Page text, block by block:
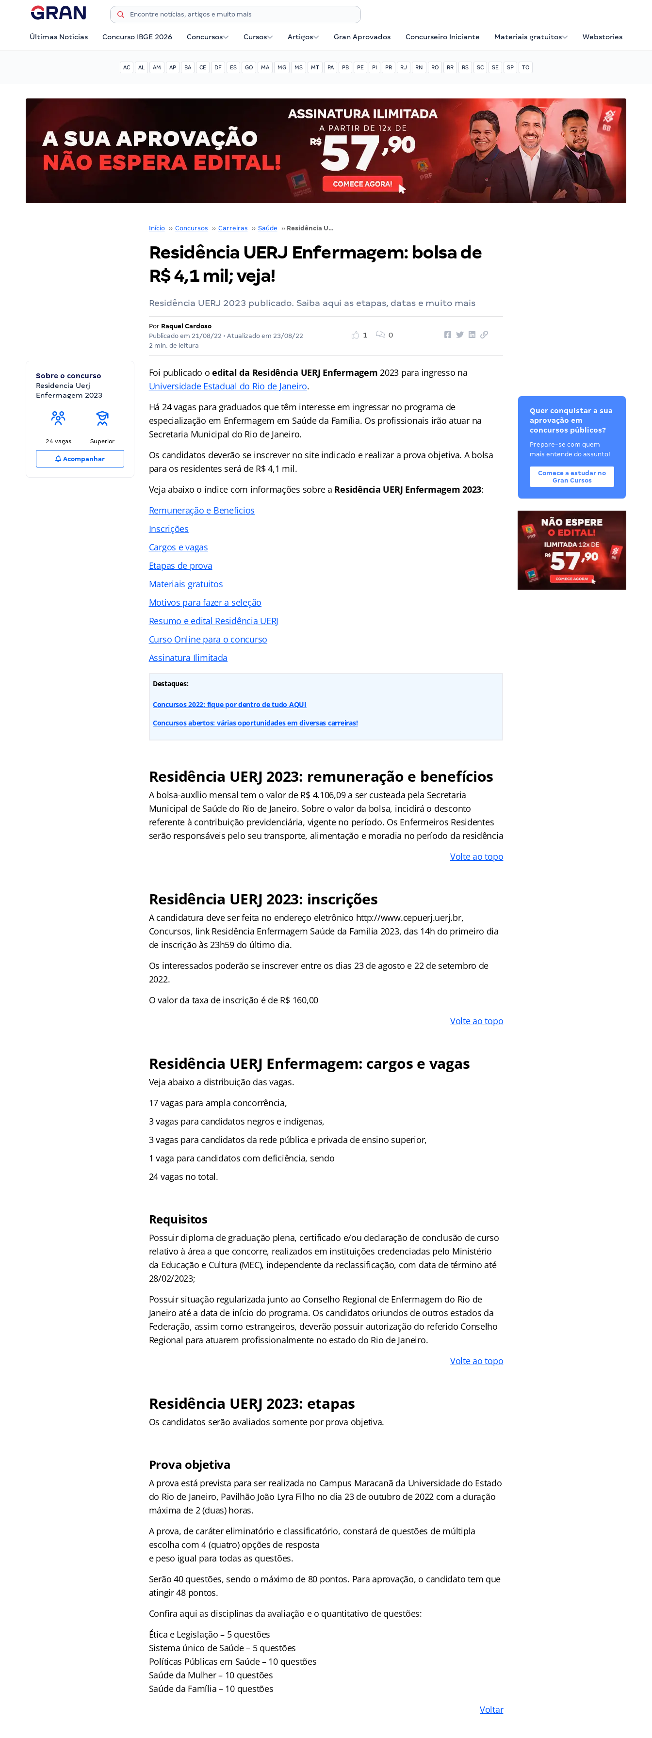
Últimas Notícias Concurso IBGE 2026 Concursos Cursos Artigos Gran Aprovados Concurseiro Iniciante Materiais gratuitos Webstories
AC AL AM AP BA CE DF ES GO MA MG MS MT PA PB PE PI PR RJ RN RO RR RS SC SE SP TO
Início ›› Concursos ›› Carreiras ›› Saúde ›› Residência UERJ Enfermagem: bolsa de R$ 4,1 mil; veja!
Residência UERJ Enfermagem: bolsa de
R$ 4,1 mil; veja!
Residência UERJ 2023 publicado. Saiba aqui as etapas, datas e muito mais
Por Raquel Cardoso
Publicado em 21/08/22 • Atualizado em 23/08/22
2 min. de leitura
1 0
Sobre o concurso
Residencia Uerj
Enfermagem 2023
24 vagas Superior
Acompanhar
Foi publicado oedital da Residência UERJ Enfermagem 2023 para ingresso na
Universidade Estadual do Rio de Janeiro.
Há 24 vagas para graduados que têm interesse em ingressar no programa de
especialização em Enfermagem em Saúde da Família. Os profissionais irão atuar na
Secretaria Municipal do Rio de Janeiro.
Os candidatos deverão se inscrever no site indicado e realizar a prova objetiva. A bolsa
para os residentes será de R$ 4,1 mil.
Veja abaixo o índice com informações sobre a Residência UERJ Enfermagem 2023:
Remuneração e Benefícios
Inscrições
Cargos e vagas
Etapas de prova
Materiais gratuitos
Motivos para fazer a seleção
Resumo e edital Residência UERJ
Curso Online para o concurso
Assinatura Ilimitada
Destaques:
Concursos 2022: fique por dentro de tudo AQUI
Concursos abertos: várias oportunidades em diversas carreiras!
Residência UERJ 2023: remuneração e benefícios
A bolsa-auxílio mensal tem o valor de R$ 4.106,09 a ser custeada pela Secretaria
Municipal de Saúde do Rio de Janeiro. Sobre o valor da bolsa, incidirá o desconto
referente à contribuição previdenciária, vigente no período. Os Enfermeiros Residentes
serão responsáveis pelo seu transporte, alimentação e moradia no período da residência
Volte ao topo
Residência UERJ 2023: inscrições
A candidatura deve ser feita no endereço eletrônico http://www.cepuerj.uerj.br,
Concursos, link Residência Enfermagem Saúde da Família 2023, das 14h do primeiro dia
de inscrição às 23h59 do último dia.
Os interessados poderão se inscrever entre os dias 23 de agosto e 22 de setembro de
2022.
O valor da taxa de inscrição é de R$ 160,00
Volte ao topo
Residência UERJ Enfermagem: cargos e vagas
Veja abaixo a distribuição das vagas.
17 vagas para ampla concorrência,
3 vagas para candidatos negros e indígenas,
3 vagas para candidatos da rede pública e privada de ensino superior,
1 vaga para candidatos com deficiência, sendo
24 vagas no total.
Requisitos
Possuir diploma de graduação plena, certificado e/ou declaração de conclusão de curso
relativo à área a que concorre, realizados em instituições credenciadas pelo Ministério
da Educação e Cultura (MEC), independente da reclassificação, com data de término até
28/02/2023;
Possuir situação regularizada junto ao Conselho Regional de Enfermagem do Rio de
Janeiro até a data de início do programa. Os candidatos oriundos de outros estados da
Federação, assim como estrangeiros, deverão possuir autorização do referido Conselho
Regional para atuarem profissionalmente no estado do Rio de Janeiro.
Volte ao topo
Residência UERJ 2023: etapas
Os candidatos serão avaliados somente por prova objetiva.
Prova objetiva
A prova está prevista para ser realizada no Campus Maracanã da Universidade do Estado
do Rio de Janeiro, Pavilhão João Lyra Filho no dia 23 de outubro de 2022 com a duração
máxima de 2 (duas) horas.
A prova, de caráter eliminatório e classificatório, constará de questões de múltipla
escolha com 4 (quatro) opções de resposta
e peso igual para todas as questões.
Serão 40 questões, sendo o máximo de 80 pontos. Para aprovação, o candidato tem que
atingir 48 pontos.
Confira aqui as disciplinas da avaliação e o quantitativo de questões:
Ética e Legislação – 5 questões
Sistema único de Saúde – 5 questões
Políticas Públicas em Saúde – 10 questões
Saúde da Mulher – 10 questões
Saúde da Família – 10 questões
Voltar
Quer conquistar a sua
aprovação em
concursos públicos?
Prepare-se com quem
mais entende do assunto!
Comece a estudar no
Gran Cursos